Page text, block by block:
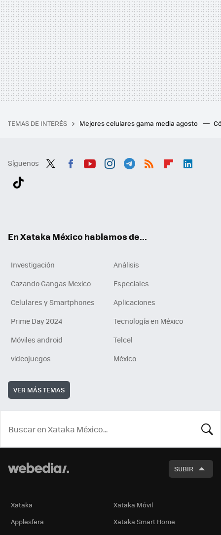
TEMAS DE INTERÉS Mejores celulares gama media agosto
Síguenos
En Xataka México hablamos de...
Investigación
Análisis
Cazando Gangas Mexico
Especiales
Celulares y Smartphones
Aplicaciones
Prime Day 2024
Tecnología en México
Móviles android
Telcel
videojuegos
México
VER MÁS TEMAS
SUBIR
Xataka
Xataka Móvil
Applesfera
Xataka Smart Home